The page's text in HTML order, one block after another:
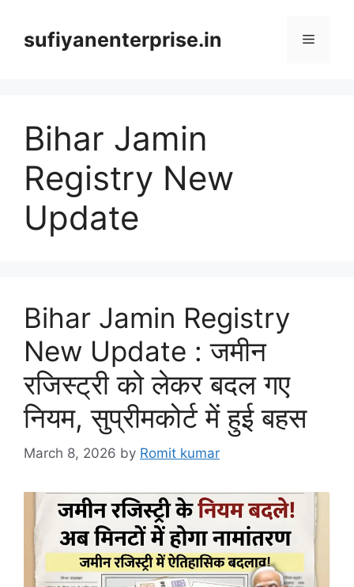
contentsufiyanenterprise.in Menu
Bihar Jamin
Registry New
Update
Bihar Jamin Registry
New Update : जमीन
रजिस्ट्री को लेकर बदल गए
नियम, सुप्रीमकोर्ट में हुई बहस
March 8, 2026 by Romit kumar